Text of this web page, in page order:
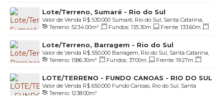
Lote/Terreno, Sumaré - Rio do Sul
R$ 530.000
Valor de Venda
Sumaré, Rio do Sul, Santa Catarina,
BrasilTerreno: 5234.00m² , Fundos: 135.30m , Frente: 133.60m ,
Lado Direito: 40.00m , Lado Esquerdo: 37.89m
Lote/Terreno, Barragem - Rio do Sul
R$ 550.000
Valor de Venda
Barragem, Rio do Sul, Santa Catarina,
BrasilTerreno: 1586.30m² , Fundos: 37.00m , Frente: 19.27m ,
Lado Direito: 51.31m , Lado Esquerdo: 14.13m
LOTE/TERRENO - FUNDO CANOAS - RIO DO SUL
R$ 650.000
Valor de Venda
Fundo Canoas, Rio do Sul, Santa
Catarina, Brasil
Terreno: 1238.00m²